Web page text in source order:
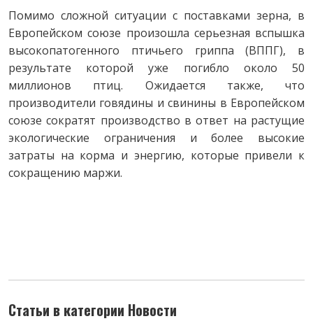
Помимо сложной ситуации с поставками зерна, в
Европейском союзе произошла серьезная вспышка
высокопатогенного птичьего гриппа (ВППГ), в
результате которой уже погибло около 50
миллионов птиц. Ожидается также, что
производители говядины и свинины в Европейском
союзе сократят производство в ответ на растущие
экологические ограничения и более высокие
затраты на корма и энергию, которые привели к
сокращению маржи.
Статьи в категории Новости